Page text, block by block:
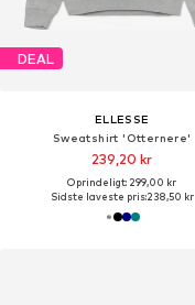
DEAL
ELLESSE
Sweatshirt 'Otternere'
239,20 kr
Oprindeligt: 299,00 kr
Sidste laveste pris:238,50 kr